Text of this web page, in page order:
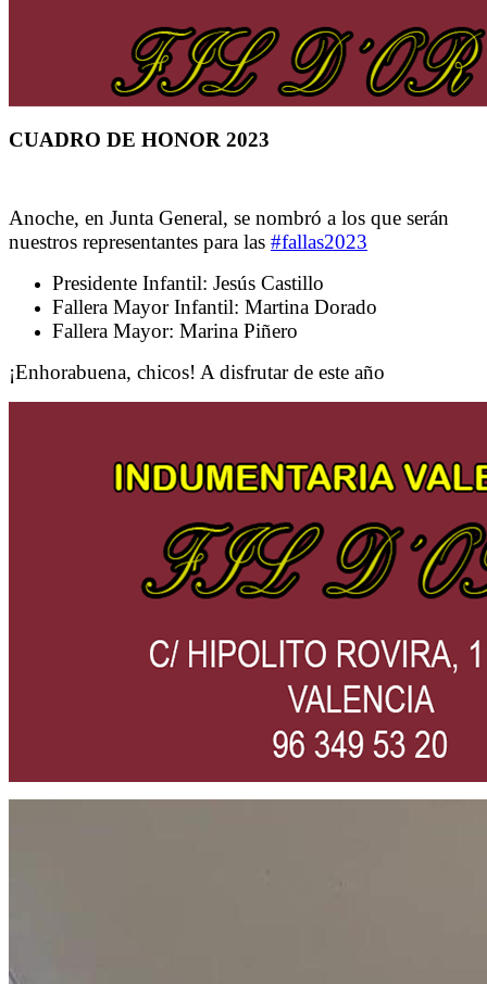
CUADRO DE HONOR 2023
Anoche, en Junta General, se nombró a los que serán
nuestros representantes para las #fallas2023
Presidente Infantil: Jesús Castillo
Fallera Mayor Infantil: Martina Dorado
Fallera Mayor: Marina Piñero
¡Enhorabuena, chicos! A disfrutar de este año